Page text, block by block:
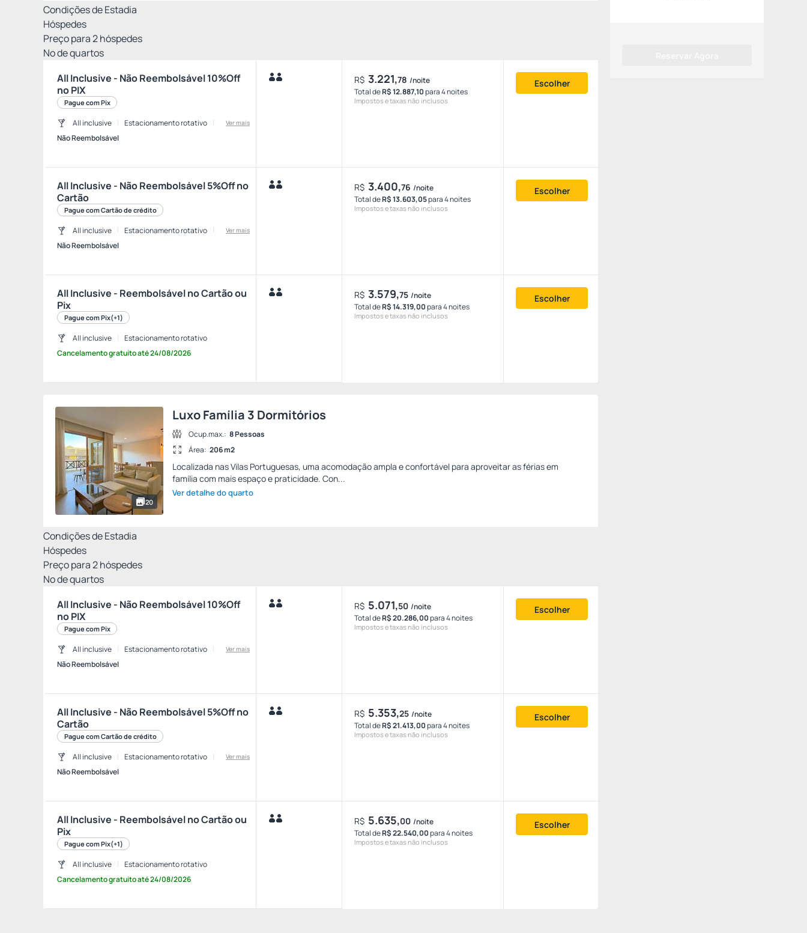
Condições de Estadia
Hóspedes
Preço para2hóspedes
Nº de quartos
All Inclusive - Não Reembolsável 10%Off
no PIX
Pague com Pix
All inclusive Estacionamento rotativo Ver mais
Não Reembolsável
R$ 3.221,78 /noite
Total deR$ 12.887,10para 4 noites
Impostos e taxas não inclusos
Escolher
All Inclusive - Não Reembolsável 5%Off no
Cartão
Pague com Cartão de crédito
All inclusive Estacionamento rotativo Ver mais
Não Reembolsável
R$ 3.400,76 /noite
Total deR$ 13.603,05para 4 noites
Impostos e taxas não inclusos
Escolher
All Inclusive - Reembolsável no Cartão ou
Pix
Pague com Pix(+1)
All inclusive
Estacionamento rotativo
Cancelamento gratuitoaté24/08/2026
R$ 3.579,75 /noite
Total deR$ 14.319,00para 4 noites
Impostos e taxas não inclusos
Escolher
20
Luxo Família 3 Dormitórios
Ocup.max.: 8 Pessoas
Área: 206 m2
Localizada nas Vilas Portuguesas, uma acomodação ampla e confortável para aproveitar as férias em
família com mais espaço e praticidade. Con...
Ver detalhe do quarto
Condições de Estadia
Hóspedes
Preço para2hóspedes
Nº de quartos
All Inclusive - Não Reembolsável 10%Off
no PIX
Pague com Pix
All inclusive Estacionamento rotativo Ver mais
Não Reembolsável
R$ 5.071,50 /noite
Total deR$ 20.286,00para 4 noites
Impostos e taxas não inclusos
Escolher
All Inclusive - Não Reembolsável 5%Off no
Cartão
Pague com Cartão de crédito
All inclusive Estacionamento rotativo Ver mais
Não Reembolsável
R$ 5.353,25 /noite
Total deR$ 21.413,00para 4 noites
Impostos e taxas não inclusos
Escolher
All Inclusive - Reembolsável no Cartão ou
Pix
Pague com Pix(+1)
All inclusive
Estacionamento rotativo
Cancelamento gratuitoaté24/08/2026
R$ 5.635,00 /noite
Total deR$ 22.540,00para 4 noites
Impostos e taxas não inclusos
Escolher